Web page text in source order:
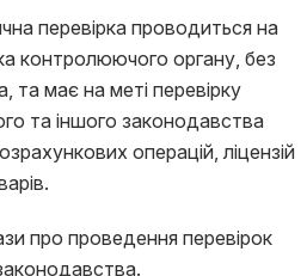
перевірка проводиться на
контролюючого органу, без
та має на меті перевірку
та іншого законодавства
операцій, ліцензій
про проведення перевірок